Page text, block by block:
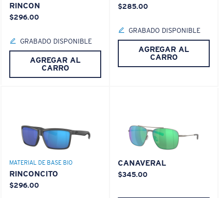
RINCON
$296.00
GRABADO DISPONIBLE
AGREGAR AL
CARRO
$285.00
GRABADO DISPONIBLE
AGREGAR AL
CARRO
MATERIAL DE BASE BIO
RINCONCITO
$296.00
CANAVERAL
$345.00